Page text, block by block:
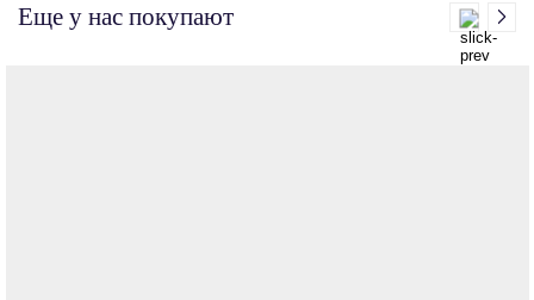
Еще у нас покупают